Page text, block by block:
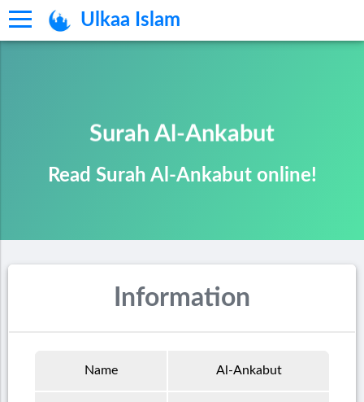
Ulkaa Islam
Surah Al-Ankabut
Read Surah Al-Ankabut online!
Information
Name Al-Ankabut